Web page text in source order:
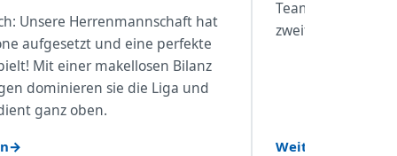
Unsere Herrenmannschaft hat
aufgesetzt und eine perfekte
Mit einer makellosen Bilanz
dominieren sie die Liga und
ganz oben.
Teams die
zweiten Mal in
Weiterlesen